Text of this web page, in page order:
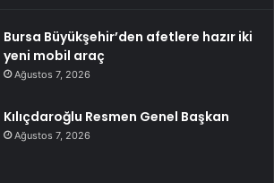
Bursa Büyükşehir’den afetlere hazır iki
yeni mobil araç
Ağustos 7, 2026
Kılıçdaroğlu Resmen Genel Başkan
Ağustos 7, 2026